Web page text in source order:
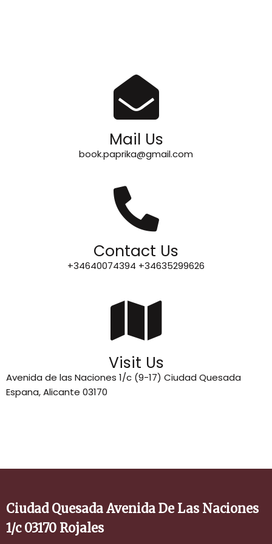
Mail Us
book.paprika@gmail.com
Contact Us
+34640074394 +34635299626
Visit Us
Avenida de las Naciones 1/c (9-17) Ciudad Quesada
Espana, Alicante 03170
Ciudad Quesada Avenida De Las Naciones
1/c 03170 Rojales